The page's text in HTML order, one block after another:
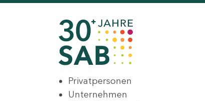
Privatpersonen
Unternehmen